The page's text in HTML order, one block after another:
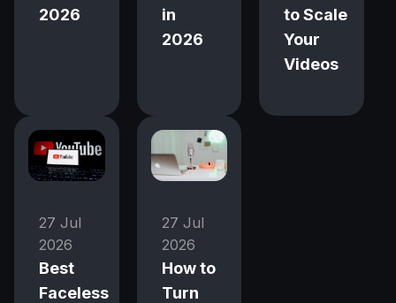
2026
in
2026
to Scale
Your
Videos
27 Jul
2026
Best
Faceless
27 Jul
2026
How to
Turn